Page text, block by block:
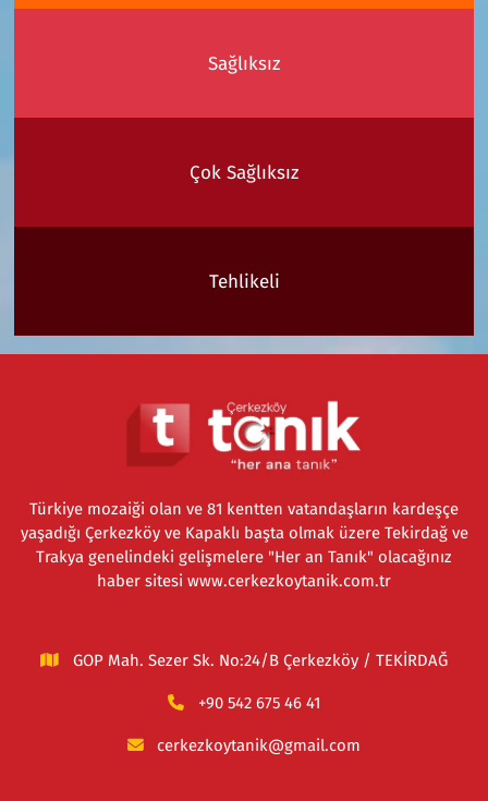
Sağlıksız
Çok Sağlıksız
Tehlikeli
Türkiye mozaiği olan ve 81 kentten vatandaşların kardeşçe
yaşadığı Çerkezköy ve Kapaklı başta olmak üzere Tekirdağ ve
Trakya genelindeki gelişmelere "Her an Tanık" olacağınız
haber sitesi www.cerkezkoytanik.com.tr
GOP Mah. Sezer Sk. No:24/B Çerkezköy / TEKİRDAĞ
+90 542 675 46 41
cerkezkoytanik@gmail.com